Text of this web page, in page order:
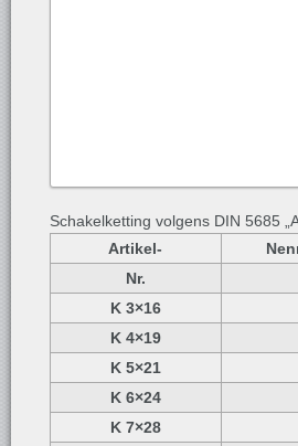
Schakelketting volgens DIN 5685
Artikel-
Nr.
K 3×16
K 4×19
K 5×21
K 6×24
K 7×28